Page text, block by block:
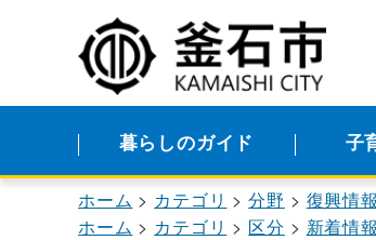
暮らしのガイド 子
ホーム カテゴリ 分野 復興情報
ホーム
カテゴリ 区分
新着情報